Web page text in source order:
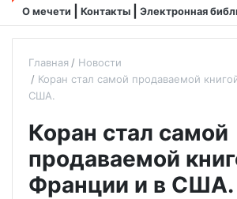
О мечети Контакты Электронная
Главная
Новости
Коран стал самой продаваемой
США.
Коран стал самой
продаваемой
Франции и в США.